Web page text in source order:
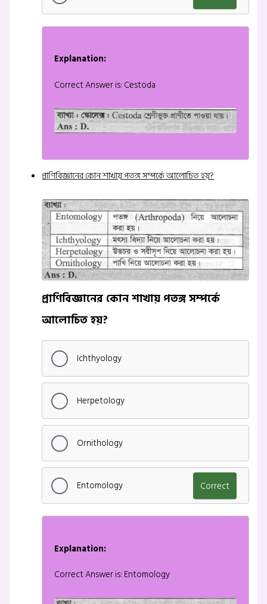
Explanation:
Correct Answer is: Cestoda
প্রাণিবিজ্ঞানের কোন শাখায় পতঙ্গ সম্পর্কে আলোচিত হয়?
প্রাণিবিজ্ঞানের কোন শাখায় পতঙ্গ সম্পর্কে
আলোচিত হয়?
Ichthyology
Herpetology
Ornithology
Entomology Correct
Explanation:
Correct Answer is: Entomology